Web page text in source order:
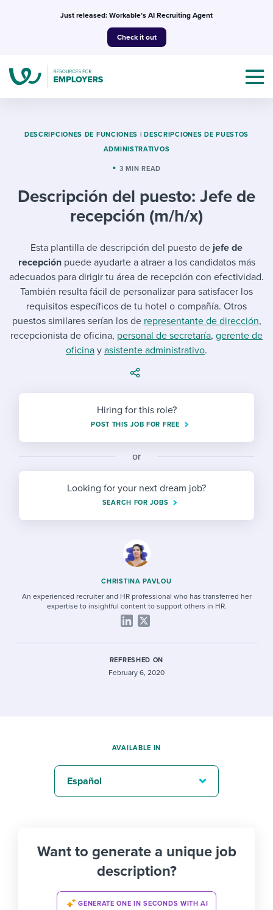
Just released: Workable’s AI Recruiting Agent
Check it out
Topics
Mobilizing AI in my work
Evaluating candidates
Working together with others
Maintaining hiring pipelines
Finding and attracting people
Establishing an employer brand
Candidate/employee experiences
Templates & Guides
I WANT...
Job description templates
Interview question templates
Policy templates
Onboarding checklists
Free ebooks & reports
HR terms
I’m a jobseeker
I WANT TO LEARN ABOUT...
Applying for a job
Interview process
Pay & benefits
Modern working life
Attend webinars & events
Workable customer stories
Explore Workable
Request a demo
DESCRIPCIONES DE FUNCIONES | DESCRIPCIONES DE PUESTOS
ADMINISTRATIVOS
3 MIN READ
Descripción del puesto: Jefe de
recepción (m/h/x)
Esta plantilla de descripción del puesto de jefe de
recepciónpuede ayudarte a atraer a los candidatos más
adecuados para dirigir tu área de recepción con efectividad.
También resulta fácil de personalizar para satisfacer los
requisitos específicos de tu hotel o compañía. Otros
puestos similares serían los de representante de dirección,
recepcionista de oficina, personal de secretaría, gerente de
oficina y asistente administrativo.
Hiring for this role?
POST THIS JOB FOR FREE
or
Looking for your next dream job?
SEARCH FOR JOBS
CHRISTINA PAVLOU
An experienced recruiter and HR professional who has transferred her
expertise to insightful content to support others in HR.
REFRESHED ON
February 6, 2020
Want to generate a unique job
description?
GENERATE ONE IN SECONDS WITH AI
AVAILABLE IN
Español